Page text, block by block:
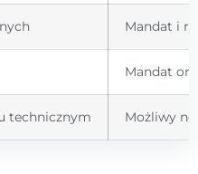
Mandat i
Mandat
technicznym Możliwy